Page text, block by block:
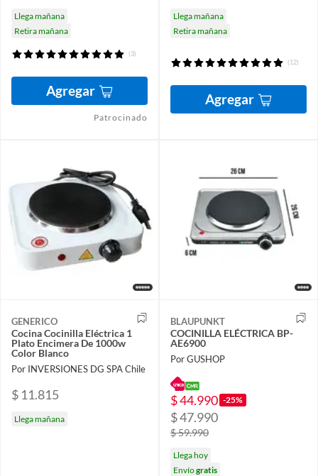
Llega mañana
Retira mañana
(3)
Agregar
Patrocinado
Llega mañana
Retira mañana
(12)
Agregar
GENERICO
Cocina Cocinilla Eléctrica 1
Plato Encimera De 1000w
Color Blanco
Por INVERSIONES DG SPA Chile
$ 11.815
Llega mañana
BLAUPUNKT
COCINILLA ELÉCTRICA BP-
AE6900
Por GUSHOP
$ 44.990 -25%
$ 47.990
$ 59.990
Llega hoy
Envíogratis